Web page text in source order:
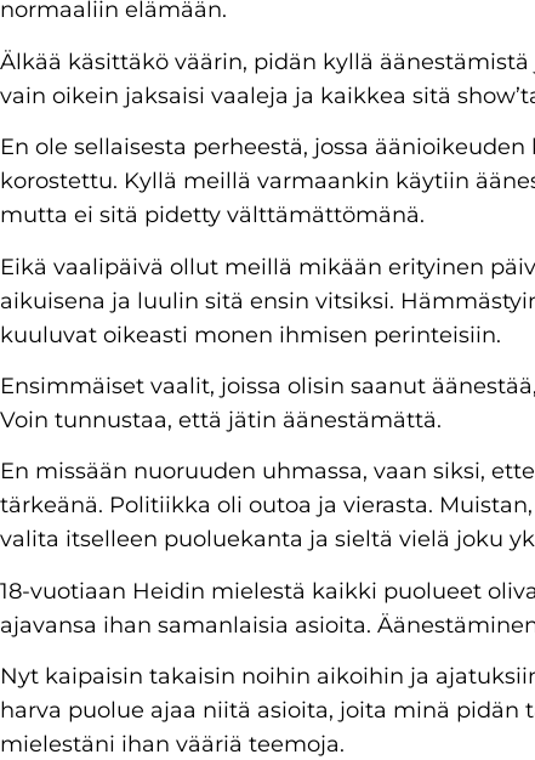
normaaliin elämään.
Älkää käsittäkö väärin, pidän kyllä
vain oikein jaksaisi vaaleja ja kaikkea sitä
En ole sellaisesta perheestä, jossa
korostettu. Kyllä meillä varmaankin käytiin
mutta ei sitä pidetty välttämättömänä.
Eikä vaalipäivä ollut meillä mikään erityinen
aikuisena ja luulin sitä ensin vitsiksi.
kuuluvat oikeasti monen ihmisen perinteisiin.
Ensimmäiset vaalit, joissa olisin saanut
Voin tunnustaa, että jätin äänestämättä.
En missään nuoruuden uhmassa, vaan siksi,
tärkeänä. Politiikka oli outoa ja vierasta.
valita itselleen puoluekanta ja sieltä vielä joku
18-vuotiaan Heidin mielestä kaikki puolueet
ajavansa ihan samanlaisia asioita.
Nyt kaipaisin takaisin noihin aikoihin ja
harva puolue ajaa niitä asioita, joita minä pidän
mielestäni ihan vääriä teemoja.